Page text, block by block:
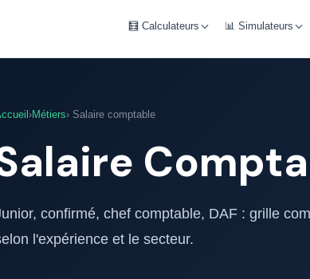
🧮 Calculateurs 📊 Simulateurs
›Métiers› Salaire comptable
confirmé, chef comptable, DAF : grille
l'expérience et le secteur.